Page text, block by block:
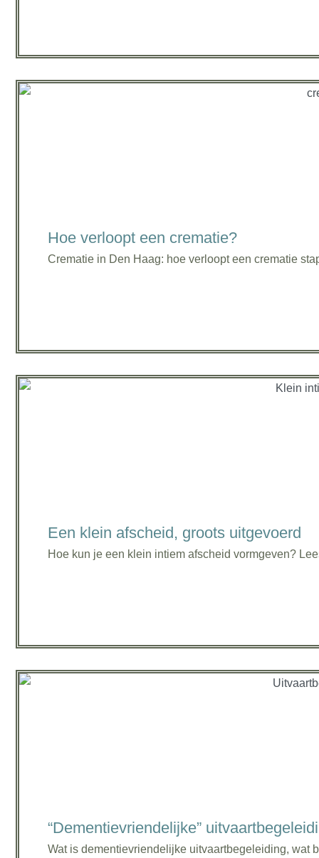
Hoe verloopt een crematie?
Crematie in Den Haag: hoe verloopt een crematie
Een klein afscheid, groots uitgevoerd
Hoe kun je een klein intiem afscheid vormgeven?
“Dementievriendelijke”
Wat is dementievriendelijke uitvaartbegeleiding, wat